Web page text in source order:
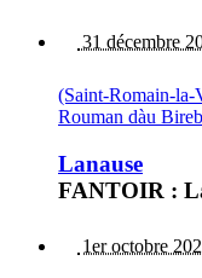
31 décembre
(Saint-Romain-la-
Rouman dàu
Lanause
FANTOIR :
1er octobre